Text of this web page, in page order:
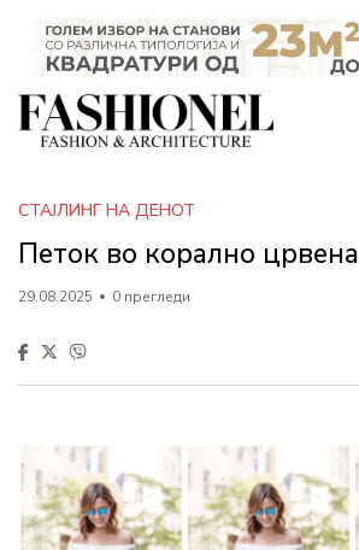
СТАЈЛИНГ НА ДЕНОТ
Петок во корално црвена
29.08.2025 0 прегледи